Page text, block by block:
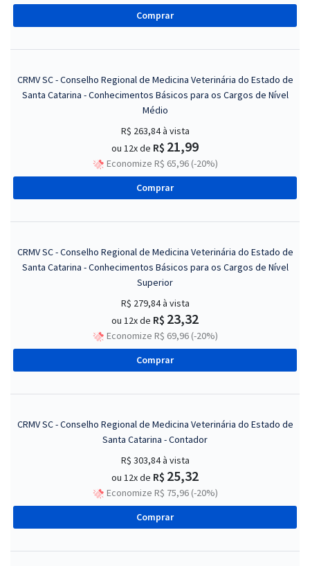
Comprar
CRMV SC - Conselho Regional de Medicina Veterinária do Estado de
Santa Catarina - Conhecimentos Básicos para os Cargos de Nível
Médio
R$ 263,84à vista
ou 12x de R$ 21,99
Economize R$ 65,96 (-20%)
Comprar
CRMV SC - Conselho Regional de Medicina Veterinária do Estado de
Santa Catarina - Conhecimentos Básicos para os Cargos de Nível
Superior
R$ 279,84à vista
ou 12x de R$ 23,32
Economize R$ 69,96 (-20%)
Comprar
CRMV SC - Conselho Regional de Medicina Veterinária do Estado de
Santa Catarina - Contador
R$ 303,84à vista
ou 12x de R$ 25,32
Economize R$ 75,96 (-20%)
Comprar